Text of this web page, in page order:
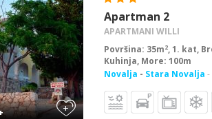
+
Apartman 2
APARTMANI WILLI
Površina: 35m2, 1. kat,
Kuhinja, More: 100m
Novalja - Stara Novalja -